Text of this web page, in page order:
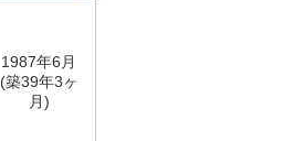
1987年6月
(築39年3ヶ
月)